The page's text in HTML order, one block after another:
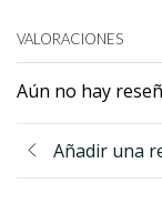
VALORACIONES
Aún no hay
Añadir una